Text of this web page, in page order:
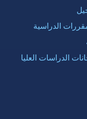
الدراسية
الدراسات العليا